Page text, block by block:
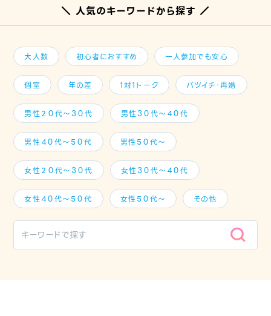
＼ 人気のキーワードから探す ／
大人数 初心者におすすめ 一人参加でも安心
個室 年の差 1対1トーク バツイチ・再婚
男性２０代～３０代 男性３０代～４０代
男性４０代～５０代 男性５０代～
女性２０代～３０代 女性３０代～４０代
女性４０代～５０代 女性５０代～ その他